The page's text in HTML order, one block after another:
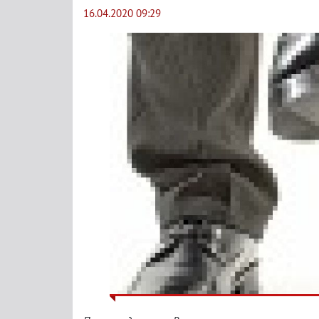
16.04.2020 09:29